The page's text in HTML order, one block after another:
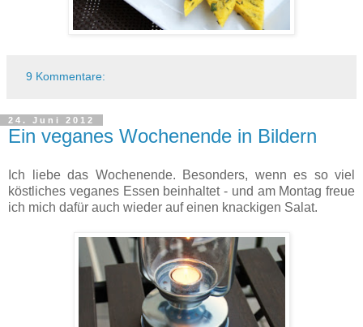
9 Kommentare:
24. Juni 2012
Ein veganes Wochenende in Bildern
Ich liebe das Wochenende. Besonders, wenn es so viel
köstliches veganes Essen beinhaltet - und am Montag freue
ich mich dafür auch wieder auf einen knackigen Salat.